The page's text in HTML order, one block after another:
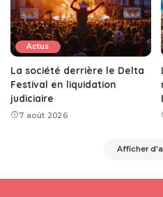
Actus
La société derrière le Delta
Festival en liquidation
judiciaire
7 août 2026
Afficher